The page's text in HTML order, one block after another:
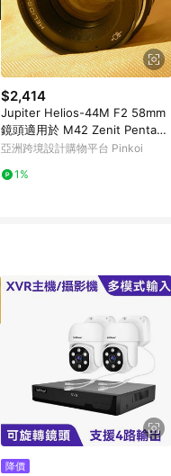
$2,414
Jupiter Helios-44M F2 58mm
鏡頭適用於 M42 Zenit Pentax
相
亞洲跨境設計購物平台 Pinkoi
1%
降價